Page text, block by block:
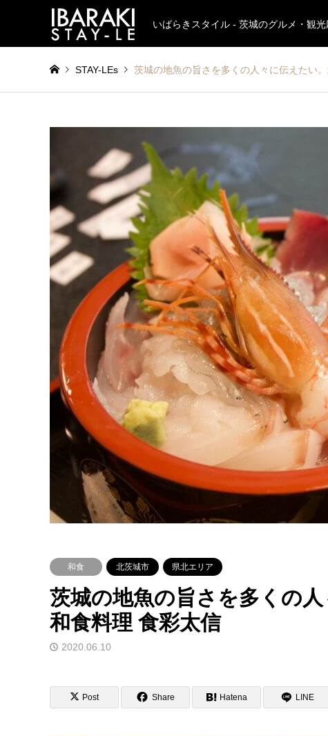
いばらきスタイル - 茨城のグルメ・観
STAY-LEs 茨城の地魚の旨さを多くの人々に伝えたい
和食 北茨城市 県北エリア
茨城の地魚の旨さを多くの
和食料理 食彩太信
2020.06.10
Post Share Hatena LINE